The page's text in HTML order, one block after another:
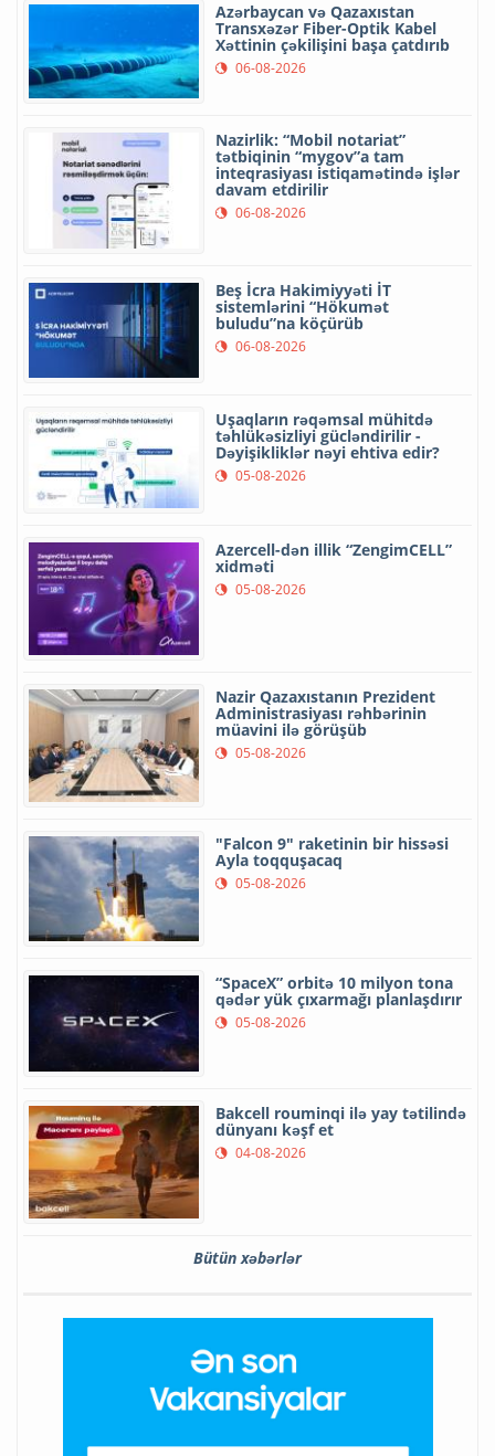
Azərbaycan və Qazaxıstan
Transxəzər Fiber-Optik Kabel
Xəttinin çəkilişini başa çatdırıb
06-08-2026
Nazirlik: “Mobil notariat”
tətbiqinin “mygov”a tam
inteqrasiyası istiqamətində işlər
davam etdirilir
06-08-2026
Beş İcra Hakimiyyəti İT
sistemlərini “Hökumət
buludu”na köçürüb
06-08-2026
Uşaqların rəqəmsal mühitdə
təhlükəsizliyi gücləndirilir -
Dəyişikliklər nəyi ehtiva edir?
05-08-2026
Azercell-dən illik “ZengimCELL”
xidməti
05-08-2026
Nazir Qazaxıstanın Prezident
Administrasiyası rəhbərinin
müavini ilə görüşüb
05-08-2026
"Falcon 9" raketinin bir hissəsi
Ayla toqquşacaq
05-08-2026
“SpaceX” orbitə 10 milyon tona
qədər yük çıxarmağı planlaşdırır
05-08-2026
Bakcell rouminqi ilə yay tətilində
dünyanı kəşf et
04-08-2026
Bütün xəbərlər